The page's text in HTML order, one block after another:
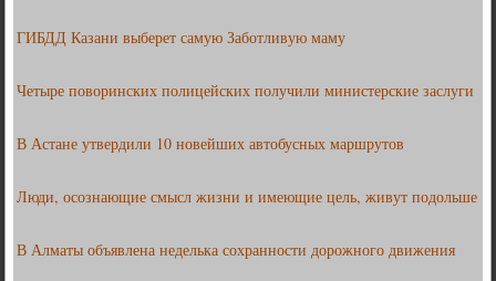
ГИБДД Казани выберет самую Заботливую маму
Четыре поворинских полицейских получили министерские заслуги
В Астане утвердили 10 новейших автобусных маршрутов
Люди, осознающие смысл жизни и имеющие цель, живут подольше
В Алматы объявлена неделька сохранности дорожного движения